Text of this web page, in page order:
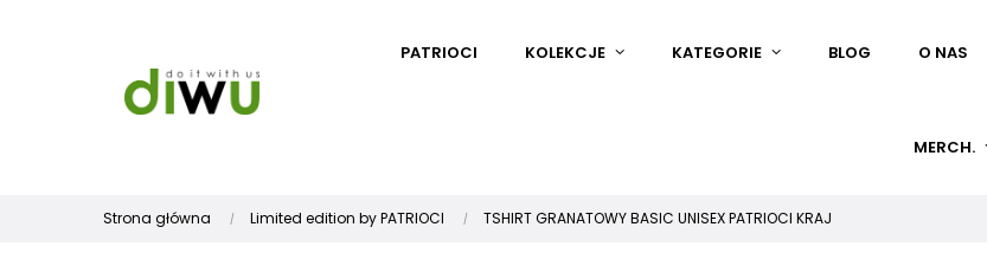
PATRIOCI KOLEKCJE KATEGORIE BLOG O NAS
MERCH.
Strona główna Limited edition by PATRIOCI TSHIRT GRANATOWY BASIC UNISEX PATRIOCI KRAJ